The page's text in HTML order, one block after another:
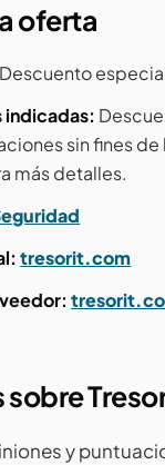
oferta
Descuento
indicadas:
sin fines
más detalles.
tresorit.com
y